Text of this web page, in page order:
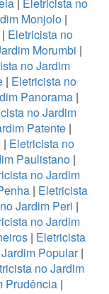
Monjolo |
| Eletricista no
Morumbi |
no Jardim
| Eletricista no
Panorama |
no Jardim
Patente|
| Eletricista no
Paulistano |
no Jardim
| Eletricista
Jardim Peri |
no Jardim
| Eletricista
Popular|
no Jardim
Prudência|